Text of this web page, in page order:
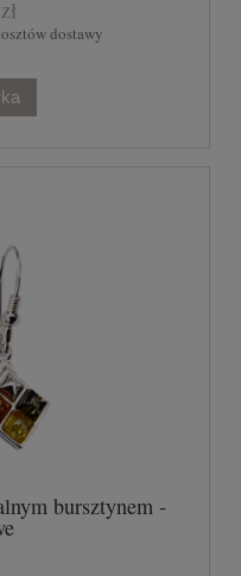
dostawy
bursztynem -